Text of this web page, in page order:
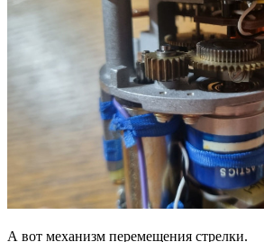
А вот механизм перемещения стрелки.